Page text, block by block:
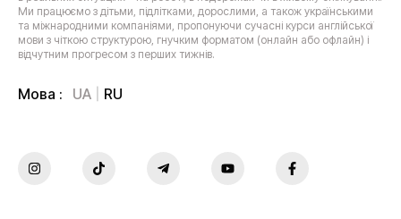
Ми працюємо з дітьми, підлітками, дорослими, а також українськими
та міжнародними компаніями, пропонуючи сучасні курси англійської
мови з чіткою структурою, гнучким форматом (онлайн або офлайн) і
відчутним прогресом з перших тижнів.
Мова : UA RU